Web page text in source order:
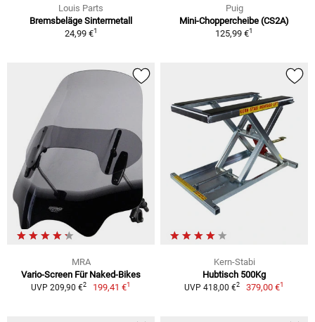
Louis Parts
Bremsbeläge Sintermetall
24,99 €1
Puig
Mini-Choppercheibe (CS2A)
125,99 €1
MRA
Vario-Screen Für Naked-Bikes
UVP 209,90 €2 199,41 €1
Kern-Stabi
Hubtisch 500Kg
UVP 418,00 €2 379,00 €1